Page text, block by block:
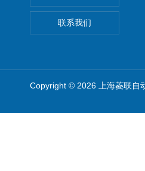
联系我们
Copyright © 2026 上海菱联自